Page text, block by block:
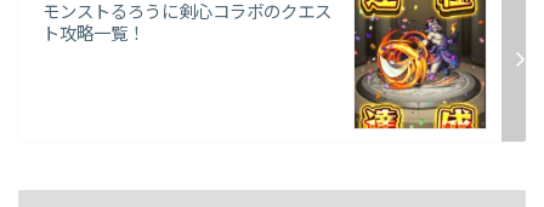
モンストるろうに剣心コラボのクエス
ト攻略一覧！